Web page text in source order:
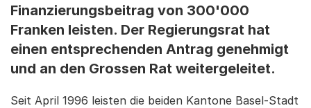
Finanzierungsbeitrag von 300'000
Franken leisten. Der Regierungsrat hat
einen entsprechenden Antrag genehmigt
und an den Grossen Rat weitergeleitet.
Seit April 1996 leisten die beiden Kantone Basel-Stadt